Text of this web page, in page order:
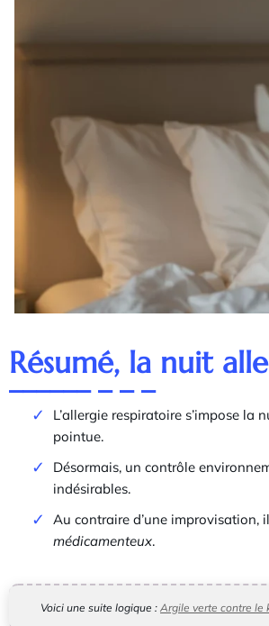
Résumé, la nuit
L’allergie respiratoire s’impose la
pointue.
Désormais, un contrôle
indésirables.
Au contraire d’une improvisation,
médicamenteux.
Voici une suite logique : Argile verte contre le